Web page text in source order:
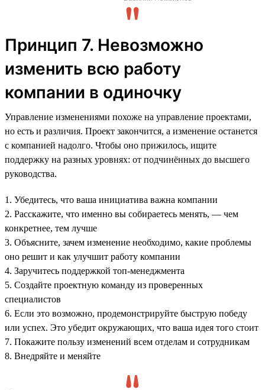
Принцип 7. Невозможно
изменить всю работу
компании в одиночку
Управление изменениями похоже на управление проектами,
но есть и различия. Проект закончится, а изменение останется
с компанией надолго. Чтобы оно прижилось, ищите
поддержку на разных уровнях: от подчинённых до высшего
руководства.
1. Убедитесь, что ваша инициатива важна компании
2. Расскажите, что именно вы собираетесь менять, — чем
конкретнее, тем лучше
3. Объясните, зачем изменение необходимо, какие проблемы
оно решит и как улучшит работу компании
4. Заручитесь поддержкой топ-менеджмента
5. Создайте проектную команду из проверенных
специалистов
6. Если это возможно, продемонстрируйте быструю победу
или успех. Это убедит окружающих, что ваша идея того стоит
7. Покажите пользу изменений всем отделам и сотрудникам
8. Внедряйте и меняйте